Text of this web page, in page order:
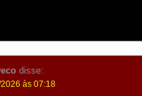
disse:
às 07:18